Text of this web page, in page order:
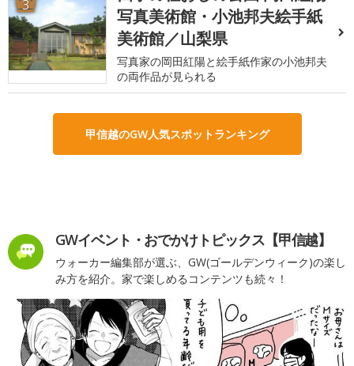
3
写真美術館・小池邦夫絵手紙
美術館／山梨県
写真家の岡田紅陽と絵手紙作家の小池邦夫
の両作品が見られる
甲信越のGW人気スポットランキング
GWイベント・おでかけトピックス【甲信越】
ウォーカー編集部が選ぶ、GW(ゴールデンウィーク)の楽し
み方を紹介。家で楽しめるコンテンツも続々！